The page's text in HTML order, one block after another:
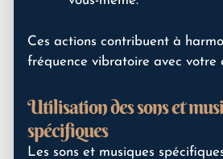
Ces actions contribuent à
fréquence vibratoire avec votre
Utilisation des sons et
spécifiques
Les sons et musiques